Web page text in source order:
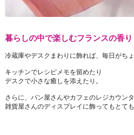
暮らしの中で楽しむフランスの香り
冷蔵庫やデスクまわりに飾れば、毎日がちょ
キッチンでレシピメモを留めたり
デスクで小さな癒しを添えたり。
さらに、パン屋さんやカフェのレジカウン
雑貨屋さんのディスプレイに飾ってもとても